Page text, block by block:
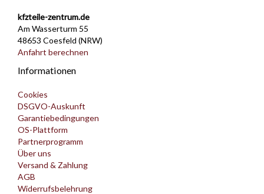
kfzteile-zentrum.de
Am Wasserturm 55
48653 Coesfeld (NRW)
Anfahrt berechnen
Informationen
Cookies
DSGVO-Auskunft
Garantiebedingungen
OS-Plattform
Partnerprogramm
Über uns
Versand & Zahlung
AGB
Widerrufsbelehrung